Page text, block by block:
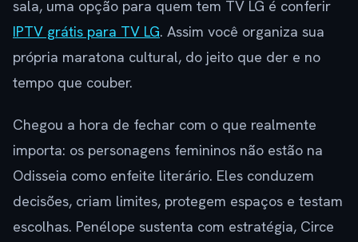
sala, uma opção para quem tem TV LG é conferir
IPTV grátis para TV LG. Assim você organiza sua
própria maratona cultural, do jeito que der e no
tempo que couber.
Chegou a hora de fechar com o que realmente
importa: os personagens femininos não estão na
Odisseia como enfeite literário. Eles conduzem
decisões, criam limites, protegem espaços e testam
escolhas. Penélope sustenta com estratégia, Circe